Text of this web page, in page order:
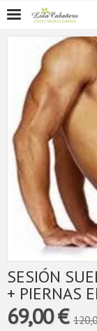
SESIÓN SUELTA BRAZOS
+ PIERNAS
69,00 €